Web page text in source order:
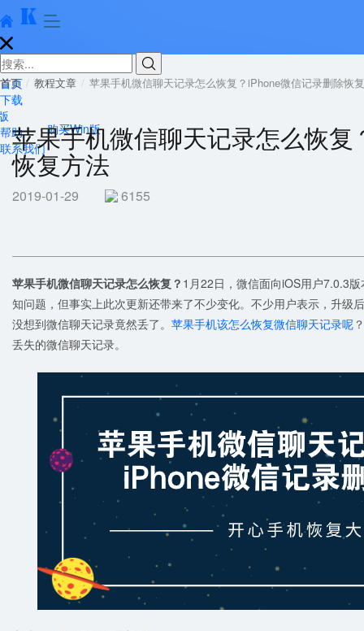
  


首页
下载
购买Win版
帮助
联系我们
首页 教程文章 苹果手机微信聊天记录怎么恢复？iPhone微信记录删除恢
苹果手机微信聊天记录怎么恢
恢复方法
2019-01-29 6155
苹果手机微信聊天记录怎么恢复？ 1月22日，微信面向iOS用户7.0.3
知问题，但事实上此次更新还带来了不少变化。不少用户表示，升级
没想到微信聊天记录竟然丢了。 苹果手机该怎么恢复微信聊天记录呢
丢失的微信聊天记录。